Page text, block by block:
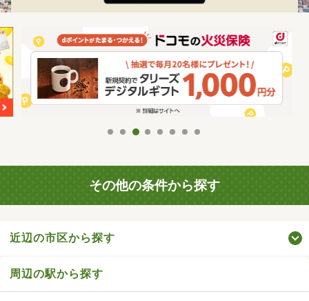
その他の条件から探す
近辺の市区から探す
周辺の駅から探す